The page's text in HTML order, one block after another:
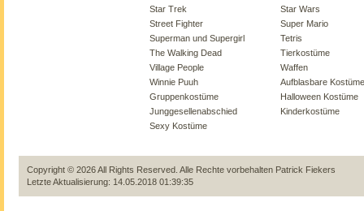
Star Trek
Star Wars
Street Fighter
Super Mario
Superman und Supergirl
Tetris
The Walking Dead
Tierkostüme
Village People
Waffen
Winnie Puuh
Aufblasbare Kostüme
Gruppenkostüme
Halloween Kostüme
Junggesellenabschied
Kinderkostüme
Sexy Kostüme
Copyright © 2026 All Rights Reserved. Alle Rechte vorbehalten Patrick Fiekers
Letzte Aktualisierung: 14.05.2018 01:39:35